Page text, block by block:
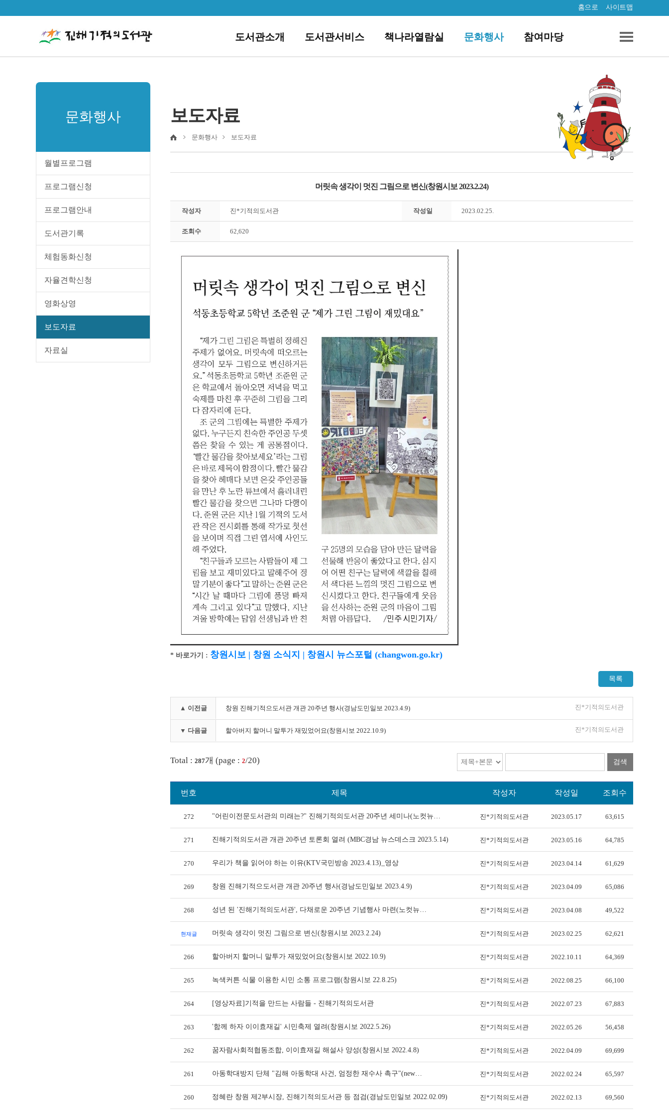
홈으로 사이트맵
도서관소개 도서관서비스 책나라열람실 문화행사 참여마당
전자도서관
문화행사
월별프로그램
프로그램신청
프로그램안내
도서관기록
체험동화신청
자율견학신청
영화상영
보도자료
자료실
보도자료
문화행사 보도자료
머릿속 생각이 멋진 그림으로 변신(창원시보 2023.2.24)
작성자 진*기적의도서관 작성일 2023.02.25.
조회수 62,620
* 바로가기 : 창원시보 | 창원 소식지 | 창원시 뉴스포털 (changwon.go.kr)
목록
▲ 이전글 창원 진해기적으도서관 개관 20주년 행사(경남도민일보 2023.4.9) 진*기적의도서관
▼ 다음글 할아버지 할머니 말투가 재밌었어요(창원시보 2022.10.9) 진*기적의도서관
Total : 287개 (page : 2/20) 검색
번호 제목 작성자 작성일 조회수
272 "어린이전문도서관의 미래는?" 진해기적의도서관 20주년 세미나(노컷뉴… 진*기적의도서관 2023.05.17 63,615
271 진해기적의도서관 개관 20주년 토론회 열려 (MBC경남 뉴스데스크 2023.5.14) 진*기적의도서관 2023.05.16 64,785
270 우리가 책을 읽어야 하는 이유(KTV국민방송 2023.4.13)_영상 진*기적의도서관 2023.04.14 61,629
269 창원 진해기적으도서관 개관 20주년 행사(경남도민일보 2023.4.9) 진*기적의도서관 2023.04.09 65,086
268 성년 된 '진해기적의도서관', 다채로운 20주년 기념행사 마련(노컷뉴… 진*기적의도서관 2023.04.08 49,522
현재글 머릿속 생각이 멋진 그림으로 변신(창원시보 2023.2.24) 진*기적의도서관 2023.02.25 62,621
266 할아버지 할머니 말투가 재밌었어요(창원시보 2022.10.9) 진*기적의도서관 2022.10.11 64,369
265 녹색커튼 식물 이용한 시민 소통 프로그램(창원시보 22.8.25) 진*기적의도서관 2022.08.25 66,100
264 [영상자료]기적을 만드는 사람들 - 진해기적의도서관 진*기적의도서관 2022.07.23 67,883
263 '함께 하자 이이효재길' 시민축제 열려(창원시보 2022.5.26) 진*기적의도서관 2022.05.26 56,458
262 꿈자람사회적협동조합, 이이효재길 해설사 양성(창원시보 2022.4.8) 진*기적의도서관 2022.04.09 69,699
261 아동학대방지 단체 "김해 아동학대 사건, 엄정한 재수사 촉구"(new… 진*기적의도서관 2022.02.24 65,597
260 정혜란 창원 제2부시장, 진해기적의도서관 등 점검(경남도민일보 2022.02.09) 진*기적의도서관 2022.02.13 69,560